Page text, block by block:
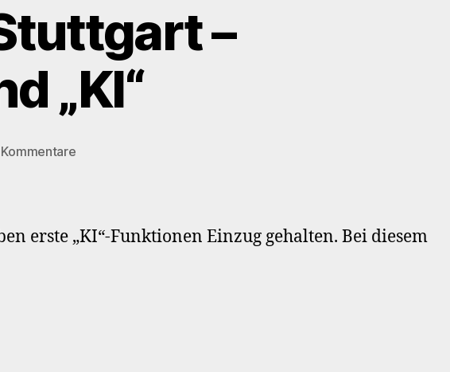
–
„KI“
zu
Stuttgart
–
erste „KI“-Funktionen Einzug gehalten. Bei diesem